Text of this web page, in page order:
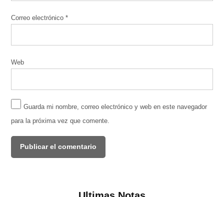
Correo electrónico*
Web
Guarda mi nombre, correo electrónico y web en este navegador
para la próxima vez que comente.